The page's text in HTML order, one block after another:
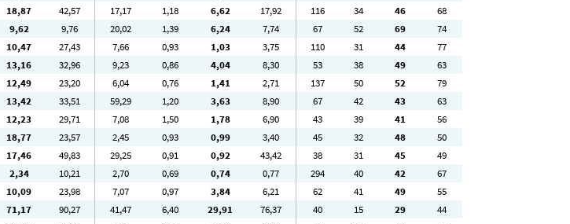
18,87 42,57 17,17 1,18 6,62 17,92 116 34 46
68
9,62 9,76 20,02 1,39 6,24 7,74 67 52 69
74
10,47 27,43 7,66 0,93 1,03 3,75 110 31 44
77
13,16 32,96 9,23 0,86 4,04 8,30 53 38 49
63
12,49 23,20 6,04 0,76 1,41 2,71 137 50 52
79
13,42 33,51 59,29 1,20 3,63 8,90 67 42 43
63
12,23 29,71 7,08 1,50 1,78 6,90 43 39 41
56
18,77 23,57 2,45 0,93 0,99 3,40 45 32 48
50
17,46 49,83 29,25 0,91 0,92 43,42 38 31 45
49
2,34 10,21 2,70 0,69 0,74 0,77 294 40 42
67
10,09 23,98 7,07 0,97 3,84 6,21 62 41 49
55
71,17 90,27 41,47 6,40 29,91 76,37 40 15 29
44